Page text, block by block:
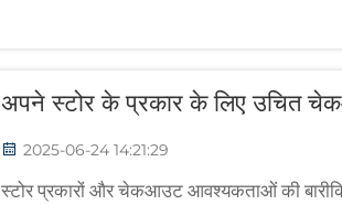
अपने स्टोर के प्रकार के लिए उचित
2025-06-24 14:21:29
स्टोर प्रकारों और चेकआउट आवश्यकताओं की